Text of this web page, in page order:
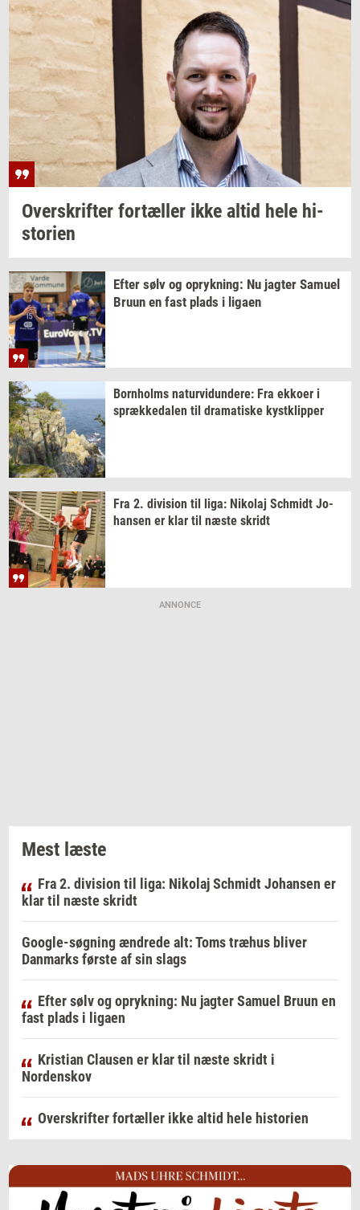
Over­skrif­ter for­tæl­ler ikke altid hele hi­
sto­ri­en
Efter sølv og op­ryk­ning: Nu jag­ter Samu­el
Bruun en fast plads i liga­en
Born­holms na­tur­vi­dun­de­re: Fra ek­ko­er i
spræk­ke­da­len til dra­ma­ti­ske kyst­klip­per
Fra 2. di­vi­sion til liga: Ni­ko­laj Sch­midt Jo­
han­sen er klar til næste skridt
ANNONCE
Mest læste
Fra 2. division til liga: Nikolaj Schmidt Johansen er
klar til næste skridt
Google-søgning ændrede alt: Toms træhus bliver
Danmarks første af sin slags
Efter sølv og oprykning: Nu jagter Samuel Bruun en
fast plads i ligaen
Kristian Clausen er klar til næste skridt i
Nordenskov
Overskrifter fortæller ikke altid hele historien